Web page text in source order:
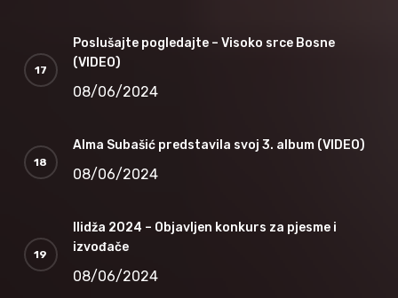
Poslušajte pogledajte – Visoko srce Bosne
(VIDEO)
08/06/2024
Alma Subašić predstavila svoj 3. album (VIDEO)
08/06/2024
Ilidža 2024 – Objavljen konkurs za pjesme i
izvođače
08/06/2024